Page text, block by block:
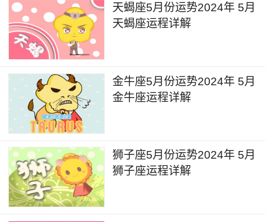
商机，也要保持理智和冷静，避免损失更大。
偏财运：
2024年5月白羊座偏财运起伏不定，关于金钱
问题白羊座可能会面对挑战和不确定性，甚至会出
现投资带来损失风险。建议白羊座的人本月要合理
规划收支问题，千万不要冒进不要抱着赌徒心态去
拼，这样只会更高代价。此外不必要的消费就省了
吧，不要再浪费了。
话说回来，这样情况下的白羊座其实也很适合
天蝎座5月份运势2024年 5月
天蝎座运程详解
金牛座5月份运势2024年 5月
金牛座运程详解
狮子座5月份运势2024年 5月
狮子座运程详解